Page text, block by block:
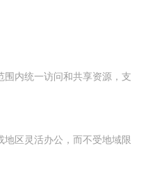
围内统一访问和共享资源，支
地区灵活办公，而不受地域限